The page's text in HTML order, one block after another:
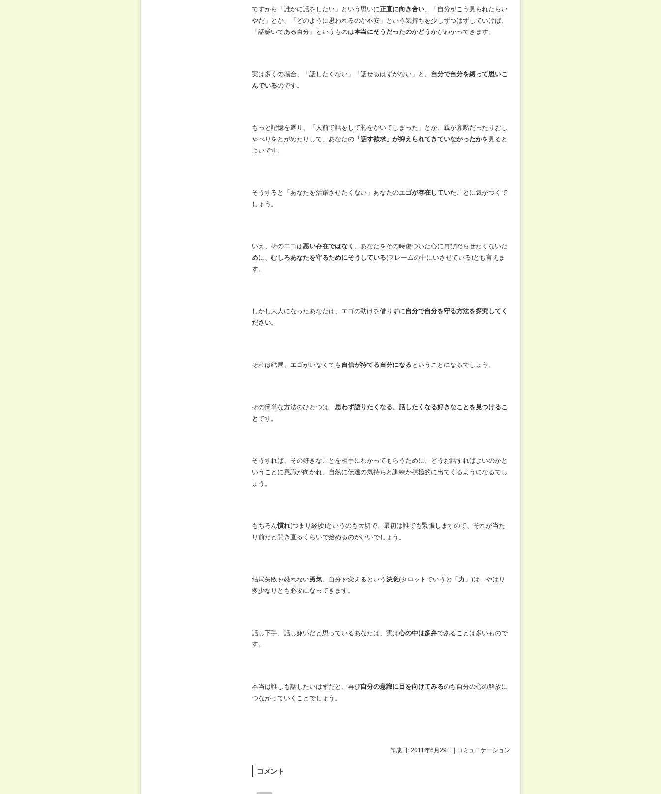
ですから「誰かに話をしたい」という思いに正直に向き合い、「自分がこう見られたらい
やだ」とか、「どのように思われるのか不安」という気持ちを少しずつはずしていけば、
「話嫌いである自分」というものは本当にそうだったのかどうかがわかってきます。
実は多くの場合、「話したくない」「話せるはずがない」と、 自分で自分を縛って思いこ
んでいるのです。
もっと記憶を遡り、「人前で話をして恥をかいてしまった」とか、親が寡黙だったりおし
ゃべりをとがめたりして、あなたの 「話す欲求」が抑えられてきていなかったかを見ると
よいです。
そうすると「あなたを活躍させたくない」あなたのエゴが存在していたことに気がつくで
しょう。
いえ、そのエゴは悪い存在ではなく 、あなたをその時傷ついた心に再び陥らせたくないた
めに、 むしろあなたを守るためにそうしている(フレームの中にいさせている)とも言えま
す。
しかし大人になったあなたは、エゴの助けを借りずに自分で自分を守る方法を探究してく
ださい。
それは結局、エゴがいなくても自信が持てる自分になるということになるでしょう。
その簡単な方法のひとつは、 思わず語りたくなる、話したくなる好きなことを見つけるこ
とです。
そうすれば、その好きなことを相手にわかってもらうために、どうお話すればよいのかと
いうことに意識が向かれ、自然に伝達の気持ちと訓練が積極的に出てくるようになるでし
ょう。
もちろん慣れ(つまり経験)というのも大切で、最初は誰でも緊張しますので、それが当た
り前だと開き直るくらいで始めるのがいいでしょう。
結局失敗を恐れない勇気、自分を変えるという決意(タロットでいうと「力 」)は、やはり
多少なりとも必要になってきます。
話し下手、話し嫌いだと思っているあなたは、実は心の中は多弁であることは多いもので
す。
本当は誰しも話したいはずだと、再び自分の意識に目を向けてみるのも自分の心の解放に
つながっていくことでしょう。
作成日: 2011年6月29日 | コミュニケーション
コメント